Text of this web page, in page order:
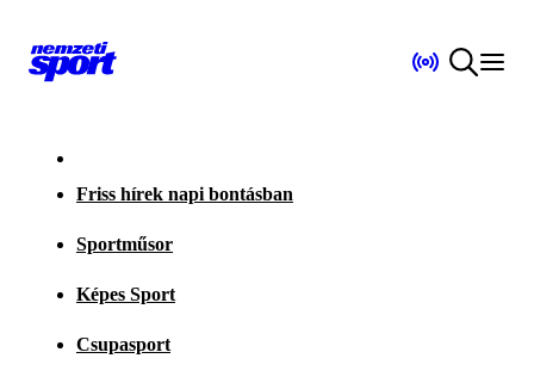
Friss hírek napi bontásban
Sportműsor
Képes Sport
Csupasport